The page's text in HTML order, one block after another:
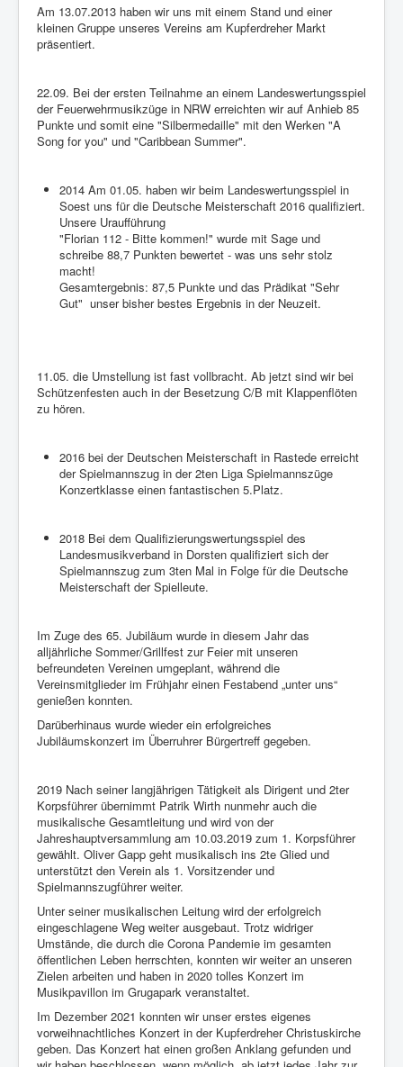
Am 13.07.2013 haben wir uns mit einem Stand und einer
kleinen Gruppe unseres Vereins am Kupferdreher Markt
präsentiert.
22.09. Bei der ersten Teilnahme an einem Landeswertungsspiel
der Feuerwehrmusikzüge in NRW erreichten wir auf Anhieb 85
Punkte und somit eine "Silbermedaille" mit den Werken "A
Song for you" und "Caribbean Summer".
2014 Am 01.05. haben wir beim Landeswertungsspiel in
Soest uns für die Deutsche Meisterschaft 2016 qualifiziert.
Unsere Uraufführung
"Florian 112 - Bitte kommen!" wurde mit Sage und
schreibe 88,7 Punkten bewertet - was uns sehr stolz
macht!
Gesamtergebnis: 87,5 Punkte und das Prädikat "Sehr
Gut" unser bisher bestes Ergebnis in der Neuzeit.
11.05. die Umstellung ist fast vollbracht. Ab jetzt sind wir bei
Schützenfesten auch in der Besetzung C/B mit Klappenflöten
zu hören.
2016 bei der Deutschen Meisterschaft in Rastede erreicht
der Spielmannszug in der 2ten Liga Spielmannszüge
Konzertklasse einen fantastischen 5.Platz.
2018 Bei dem Qualifizierungswertungsspiel des
Landesmusikverband in Dorsten qualifiziert sich der
Spielmannszug zum 3ten Mal in Folge für die Deutsche
Meisterschaft der Spielleute.
Im Zuge des 65. Jubiläum wurde in diesem Jahr das
alljährliche Sommer/Grillfest zur Feier mit unseren
befreundeten Vereinen umgeplant, während die
Vereinsmitglieder im Frühjahr einen Festabend „unter uns“
genießen konnten.
Darüberhinaus wurde wieder ein erfolgreiches
Jubiläumskonzert im Überruhrer Bürgertreff gegeben.
2019 Nach seiner langjährigen Tätigkeit als Dirigent und 2ter
Korpsführer übernimmt Patrik Wirth nunmehr auch die
musikalische Gesamtleitung und wird von der
Jahreshauptversammlung am 10.03.2019 zum 1. Korpsführer
gewählt. Oliver Gapp geht musikalisch ins 2te Glied und
unterstützt den Verein als 1. Vorsitzender und
Spielmannszugführer weiter.
Unter seiner musikalischen Leitung wird der erfolgreich
eingeschlagene Weg weiter ausgebaut. Trotz widriger
Umstände, die durch die Corona Pandemie im gesamten
öffentlichen Leben herrschten, konnten wir weiter an unseren
Zielen arbeiten und haben in 2020 tolles Konzert im
Musikpavillon im Grugapark veranstaltet.
Im Dezember 2021 konnten wir unser erstes eigenes
vorweihnachtliches Konzert in der Kupferdreher Christuskirche
geben. Das Konzert hat einen großen Anklang gefunden und